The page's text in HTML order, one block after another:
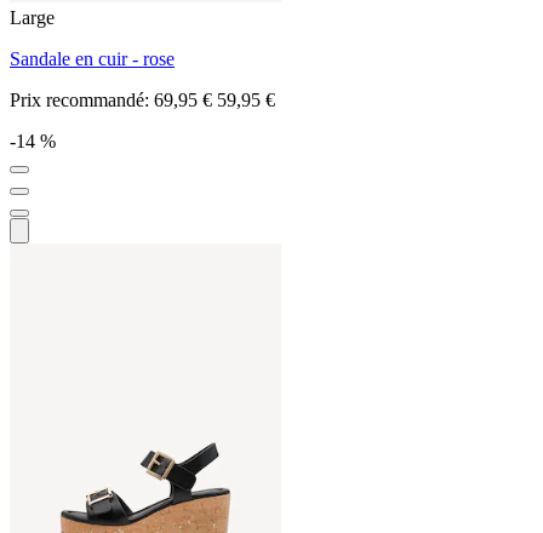
Large
Sandale en cuir - rose
Prix recommandé: 69,95 € 59,95 €
-14 %